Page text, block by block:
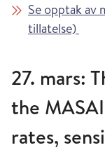
Se opptak av
tillatelse)
27. mars:
the
rates,